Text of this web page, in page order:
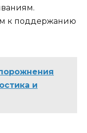
к поддержанию
и